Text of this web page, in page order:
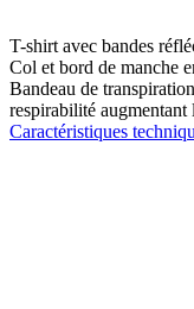
T-shirt avec bandes
Col et bord de manche
Bandeau de
respirabilité augmentant
Caractéristiques